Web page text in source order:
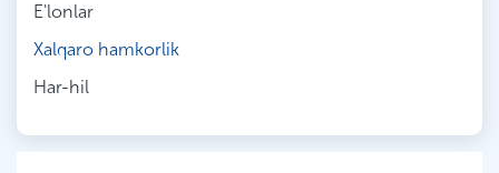
E'lonlar
Xalqaro hamkorlik
Har-hil